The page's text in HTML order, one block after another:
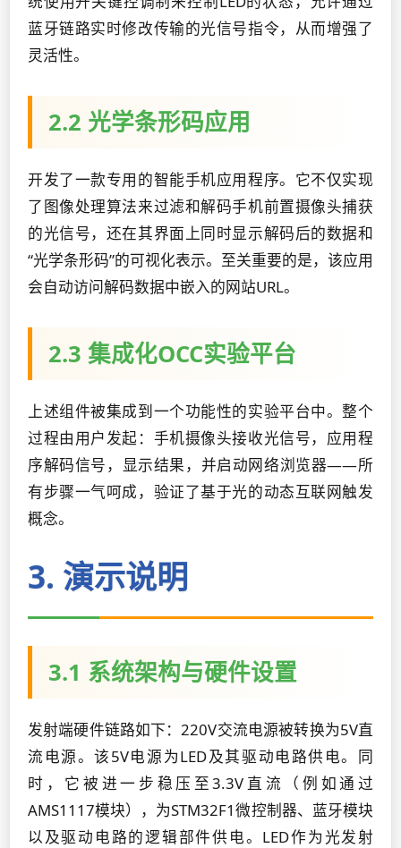
蓝牙链路实时修改传输的光信号指令，从而增强了
灵活性。
2.2 光学条形码应用
开发了一款专用的智能手机应用程序。它不仅实现
了图像处理算法来过滤和解码手机前置摄像头捕获
的光信号，还在其界面上同时显示解码后的数据和
“光学条形码”的可视化表示。至关重要的是，该应用
会自动访问解码数据中嵌入的网站URL。
2.3 集成化OCC实验平台
上述组件被集成到一个功能性的实验平台中。整个
过程由用户发起：手机摄像头接收光信号，应用程
序解码信号，显示结果，并启动网络浏览器——所
有步骤一气呵成，验证了基于光的动态互联网触发
概念。
3. 演示说明
3.1 系统架构与硬件设置
发射端硬件链路如下：220V交流电源被转换为5V直
流电源。该5V电源为LED及其驱动电路供电。同
时，它被进一步稳压至3.3V直流（例如通过
AMS1117模块），为STM32F1微控制器、蓝牙模块
以及驱动电路的逻辑部件供电。LED作为光发射